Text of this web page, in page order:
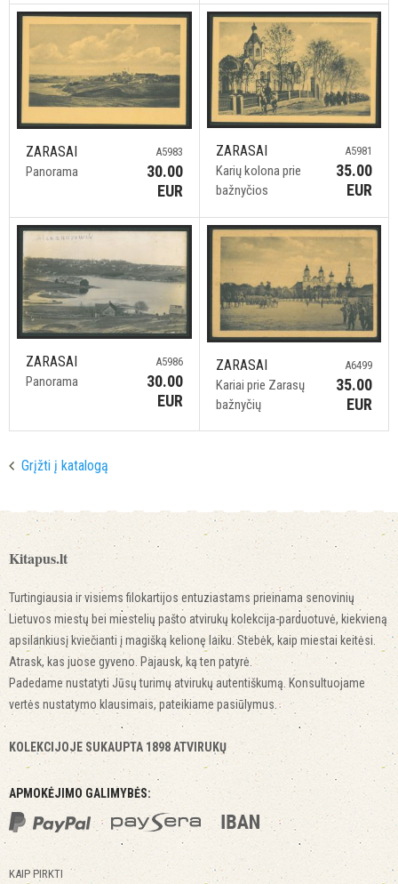
ZARASAI
Panorama
A5983
30.00
EUR
ZARASAI
Karių kolona prie
bažnyčios
A5981
35.00
EUR
ZARASAI
Panorama
A5986
30.00
EUR
ZARASAI
Kariai prie Zarasų
bažnyčių
A6499
35.00
EUR
Grįžti į katalogą
Kitapus.lt
Turtingiausia ir visiems filokartijos entuziastams prieinama senovinių
Lietuvos miestų bei miestelių pašto atvirukų kolekcija-parduotuvė, kiekvieną
apsilankiusį kviečianti į magišką kelionę laiku. Stebėk, kaip miestai keitėsi.
Atrask, kas juose gyveno. Pajausk, ką ten patyrė.
Padedame nustatyti Jūsų turimų atvirukų autentiškumą. Konsultuojame
vertės nustatymo klausimais, pateikiame pasiūlymus.
KOLEKCIJOJE SUKAUPTA 1898 ATVIRUKŲ
APMOKĖJIMO GALIMYBĖS:
KAIP PIRKTI